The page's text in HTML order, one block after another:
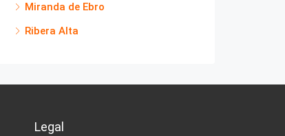
Miranda de Ebro
Ribera Alta
Legal